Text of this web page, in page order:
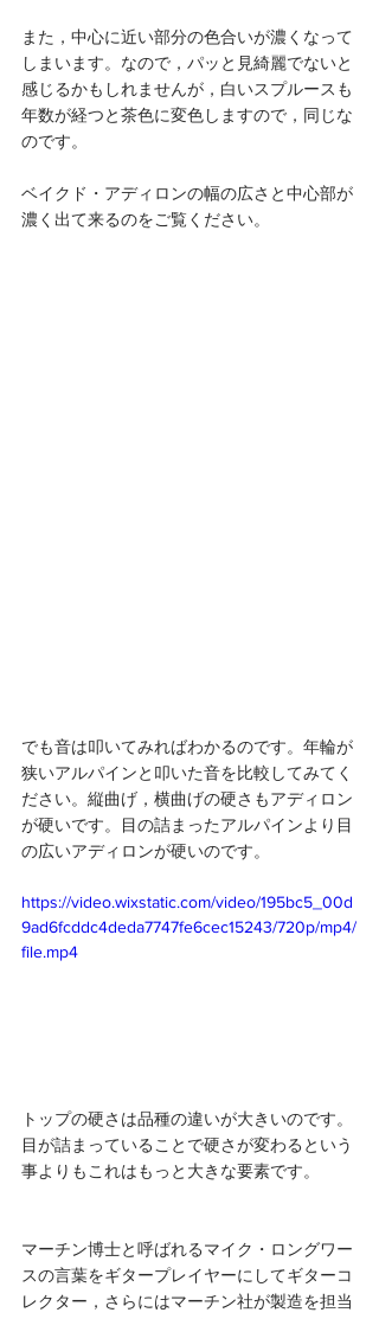
また，中心に近い部分の色合いが濃くなって
しまいます。なので，パッと見綺麗でないと
感じるかもしれませんが，白いスプルースも
年数が経つと茶色に変色しますので，同じな
のです。
ベイクド・アディロンの幅の広さと中心部が
濃く出て来るのをご覧ください。
でも音は叩いてみればわかるのです。年輪が
狭いアルパインと叩いた音を比較してみてく
ださい。縦曲げ，横曲げの硬さもアディロン
が硬いです。目の詰まったアルパインより目
の広いアディロンが硬いのです。
https://video.wixstatic.com/video/195bc5_00d
9ad6fcddc4deda7747fe6cec15243/720p/mp4/
file.mp4
トップの硬さは品種の違いが大きいのです。
目が詰まっていることで硬さが変わるという
事よりもこれはもっと大きな要素です。
マーチン博士と呼ばれるマイク・ロングワー
スの言葉をギタープレイヤーにしてギターコ
レクター，さらにはマーチン社が製造を担当